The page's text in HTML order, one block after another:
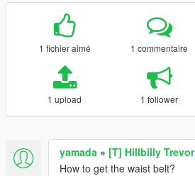
1 fichier aimé 1 commentaire
1 upload 1 follower
yamada » [T] Hillbilly Trevor
How to get the waist belt?